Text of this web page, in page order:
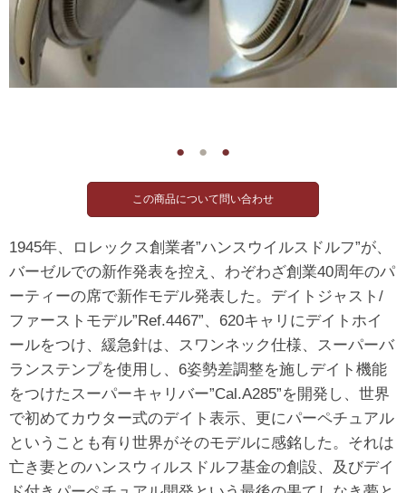
● ● ●
1945年、ロレックス創業者”ハンスウイルスドルフ”が、
バーゼルでの新作発表を控え、わぞわざ創業40周年のパ
ーティーの席で新作モデル発表した。デイトジャスト/
ファーストモデル”Ref.4467”、620キャリにデイトホイ
ールをつけ、緩急針は、スワンネック仕様、スーパーバ
ランステンプを使用し、6姿勢差調整を施しデイト機能
をつけたスーパーキャリバー”Cal.A285”を開発し、世界
で初めてカウター式のデイト表示、更にパーペチュアル
ということも有り世界がそのモデルに感銘した。それは
亡き妻とのハンスウィルスドルフ基金の創設、及びデイ